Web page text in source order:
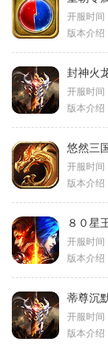
开服时间
版本介绍
封神火
开服时间
版本介绍
悠然三
开服时间
版本介绍
８０星
开服时间
版本介绍
蒂尊沉
开服时间
版本介绍